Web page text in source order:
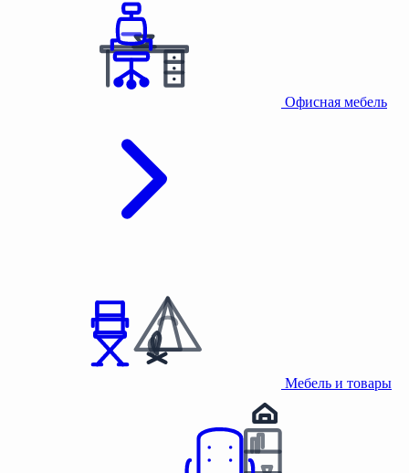
Офисная мебель
Мебель и товары